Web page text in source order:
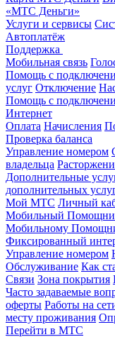
«МТС Деньги»
Услуги и сервисы
Автоплатёж
Поддержка
Мобильная связь
Помощь с
услуг Отключение
Помощь с
Интернет
Оплата Начисления
Проверка баланса
Управление номером
владельца
Дополнительные
дополнительных
Мой МТС Личный
Мобильный
Мобильному
Фиксированный
Управление номером
Обслуживание Как
Связи Зона покрытия
Часто задаваемые
оферты Работы на
месту проживания
Перейти в МТС